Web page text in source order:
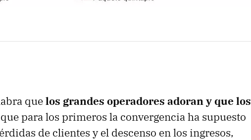
quelos grandes operadores adoran y que los
que para los primeros la convergencia ha supuesto
de clientes y el descenso en los ingresos,